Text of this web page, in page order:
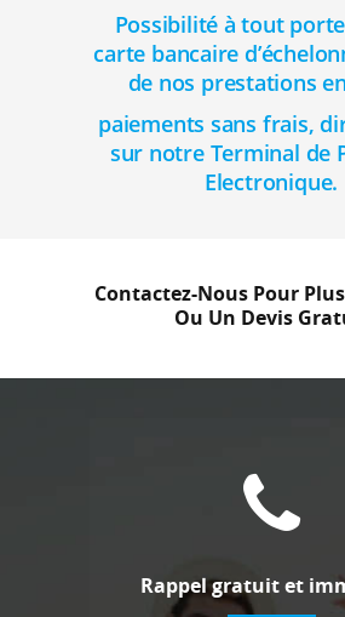
Possibilité à tout
carte bancaire
de nos prestations
paiements sans frais,
sur notre Terminal de
Electronique.
Contactez-Nous Pour
Ou Un Devis
Rappel gratuit et